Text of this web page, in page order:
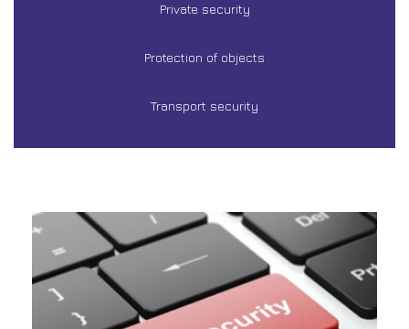
Private security
Protection of objects
Transport security